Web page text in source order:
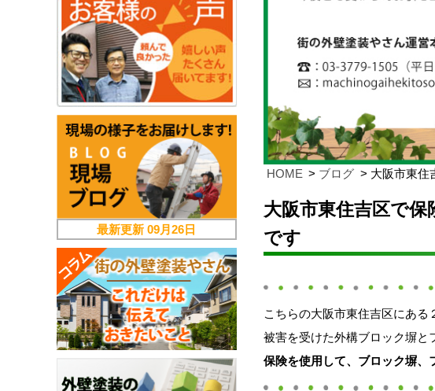
HOME ブログ 大阪市東住
大阪市東住吉区で
です
こちらの大阪市東住吉区にある
被害を受けた外構ブロック塀と
保険を使用して、ブロック塀、
最新更新09月26日